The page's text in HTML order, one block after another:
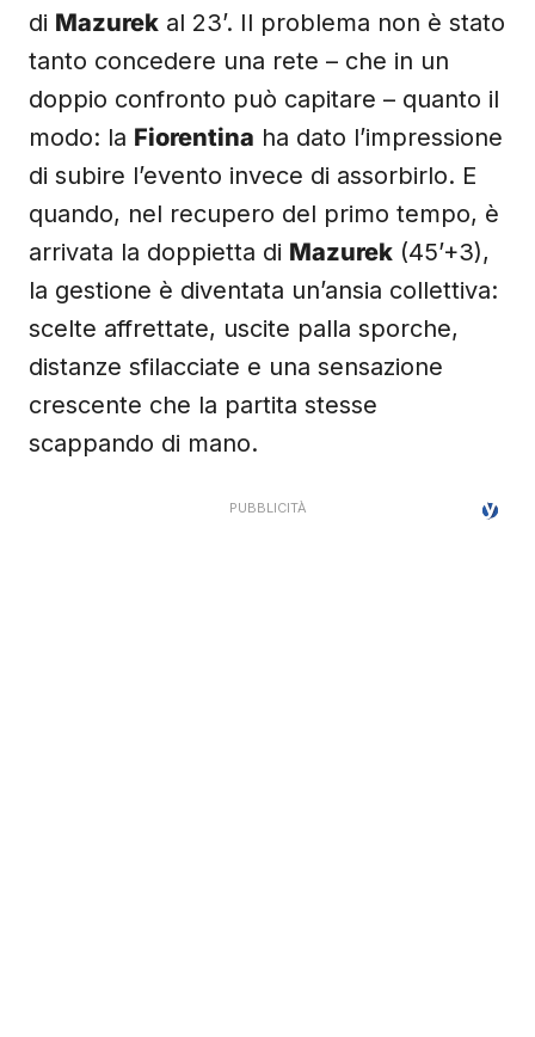
di Mazurek al 23’. Il problema non è stato
tanto concedere una rete – che in un
doppio confronto può capitare – quanto il
modo: la Fiorentina ha dato l’impressione
di subire l’evento invece di assorbirlo. E
quando, nel recupero del primo tempo, è
arrivata la doppietta di Mazurek (45’+3),
la gestione è diventata un’ansia collettiva:
scelte affrettate, uscite palla sporche,
distanze sfilacciate e una sensazione
crescente che la partita stesse
scappando di mano.